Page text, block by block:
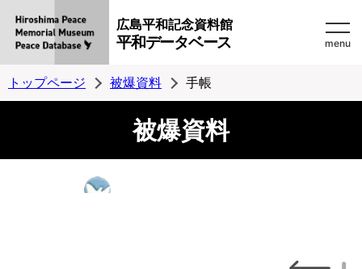
広島平和記念資料館
平和データベース menu
トップページ 被爆資料 手帳
被爆資料